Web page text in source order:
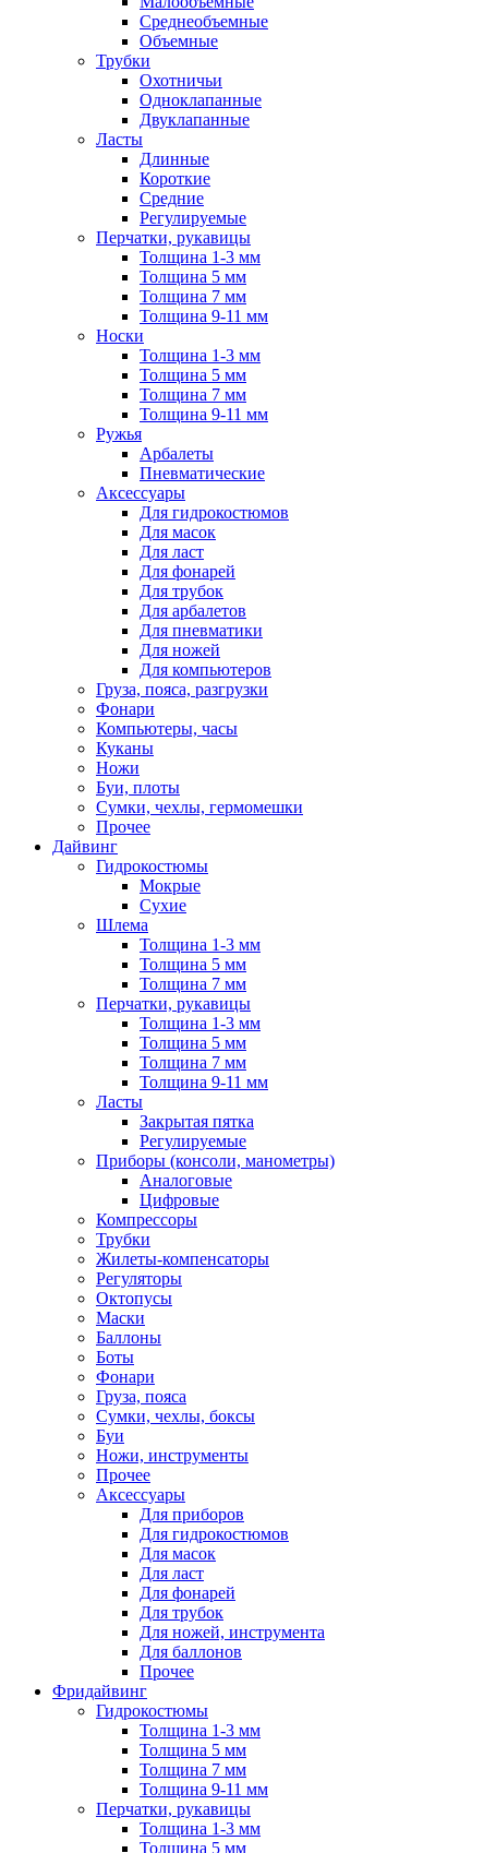
Среднеобъемные
Объемные
Трубки
Охотничьи
Одноклапанные
Двуклапанные
Ласты
Длинные
Короткие
Средние
Регулируемые
Перчатки, рукавицы
Толщина 1-3 мм
Толщина 5 мм
Толщина 7 мм
Толщина 9-11 мм
Носки
Толщина 1-3 мм
Толщина 5 мм
Толщина 7 мм
Толщина 9-11 мм
Ружья
Арбалеты
Пневматические
Аксессуары
Для гидрокостюмов
Для масок
Для ласт
Для фонарей
Для трубок
Для арбалетов
Для пневматики
Для ножей
Для компьютеров
Груза, пояса, разгрузки
Фонари
Компьютеры, часы
Куканы
Ножи
Буи, плоты
Сумки, чехлы, гермомешки
Прочее
Дайвинг
Гидрокостюмы
Мокрые
Сухие
Шлема
Толщина 1-3 мм
Толщина 5 мм
Толщина 7 мм
Перчатки, рукавицы
Толщина 1-3 мм
Толщина 5 мм
Толщина 7 мм
Толщина 9-11 мм
Ласты
Закрытая пятка
Регулируемые
Приборы (консоли, манометры)
Аналоговые
Цифровые
Компрессоры
Трубки
Жилеты-компенсаторы
Регуляторы
Октопусы
Маски
Баллоны
Боты
Фонари
Груза, пояса
Сумки, чехлы, боксы
Буи
Ножи, инструменты
Прочее
Аксессуары
Для приборов
Для гидрокостюмов
Для масок
Для ласт
Для фонарей
Для трубок
Для ножей, инструмента
Для баллонов
Прочее
Фридайвинг
Гидрокостюмы
Толщина 1-3 мм
Толщина 5 мм
Толщина 7 мм
Толщина 9-11 мм
Перчатки, рукавицы
Толщина 1-3 мм
Толщина 5 мм